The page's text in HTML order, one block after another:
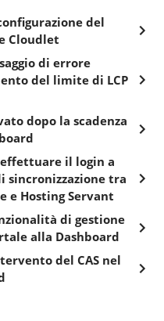
del
Cloudlet
di errore
del limite di LCP
dopo la scadenza
il login a
sincronizzazione tra
e Hosting Servant
di gestione
alla Dashboard
del CAS nel